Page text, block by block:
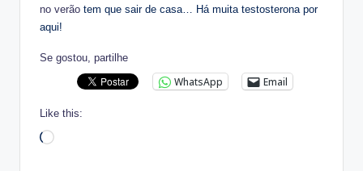
no verão tem que sair de casa… Há muita testosterona por
aqui!
Se gostou, partilhe
WhatsApp Email
Like this:
Loading…